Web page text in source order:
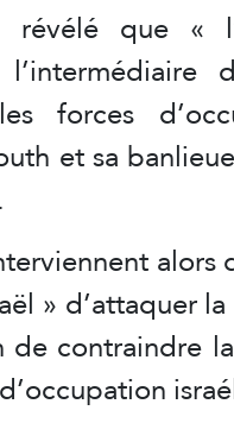
que «
forces
et sa
» d’attaquer
contraindre